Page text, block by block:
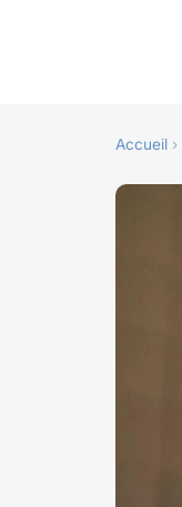
Accueil ›